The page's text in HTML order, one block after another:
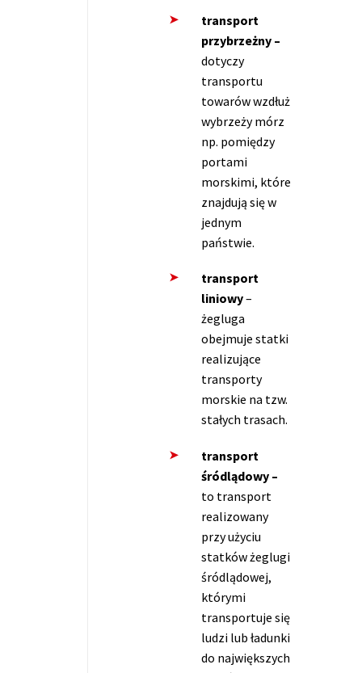
transport
przybrzeżny –
dotyczy
transportu
towarów wzdłuż
wybrzeży mórz
np. pomiędzy
portami
morskimi, które
znajdują się w
jednym
państwie.
transport
liniowy–
żegluga
obejmuje statki
realizujące
transporty
morskie na tzw.
stałych trasach.
transport
śródlądowy –
to transport
realizowany
przy użyciu
statków żeglugi
śródlądowej,
którymi
transportuje się
ludzi lub ładunki
do największych